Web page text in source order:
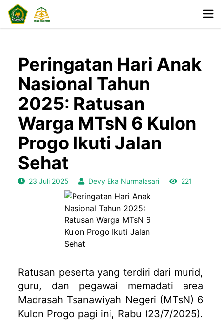
Peringatan Hari Anak
Nasional Tahun
2025: Ratusan
Warga MTsN 6 Kulon
Progo Ikuti Jalan
Sehat
23 Juli 2025 Devy Eka Nurmalasari 221
Ratusan peserta yang terdiri dari murid,
guru, dan pegawai memadati area
Madrasah Tsanawiyah Negeri (MTsN) 6
Kulon Progo pagi ini, Rabu (23/7/2025).